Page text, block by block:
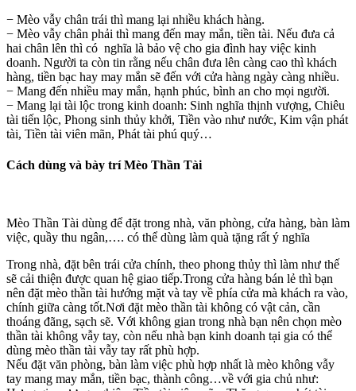
− Mèo vẫy chân trái thì mang lại nhiều khách hàng.
− Mèo vẫy chân phải thì mang đến may mắn, tiền tài. Nếu đưa cả
hai chân lên thì có nghĩa là bảo vệ cho gia đình hay việc kinh
doanh. Người ta còn tin rằng nếu chân đưa lên càng cao thì khách
hàng, tiền bạc hay may mắn sẽ đến với cửa hàng ngày càng nhiều.
− Mang đến nhiều may mắn, hạnh phúc, bình an cho mọi người.
− Mang lại tài lộc trong kinh doanh: Sinh nghĩa thịnh vượng, Chiêu
tài tiến lộc, Phong sinh thủy khởi, Tiền vào như nước, Kim vận phát
tài, Tiền tài viên mãn, Phát tài phú quý…
Cách dùng và bày trí Mèo Thần Tài
Mèo Thần Tài dùng để đặt trong nhà, văn phòng, cửa hàng, bàn làm
việc, quầy thu ngân,…. có thể dùng làm quà tặng rất ý nghĩa
Trong nhà, đặt bên trái cửa chính, theo phong thủy thì làm như thế
sẽ cải thiện được quan hệ giao tiếp.Trong cửa hàng bán lẻ thì bạn
nên đặt mèo thần tài hướng mặt và tay về phía cửa mà khách ra vào,
chính giữa càng tốt.Nơi đặt mèo thần tài không có vật cản, cần
thoáng đãng, sạch sẽ. Với không gian trong nhà bạn nên chọn mèo
thần tài không vẫy tay, còn nếu nhà bạn kinh doanh tại gia có thể
dùng mèo thần tài vẫy tay rất phù hợp.
Nếu đặt văn phòng, bàn làm việc phù hợp nhất là mèo không vẫy
tay mang may mắn, tiền bạc, thành công…về với gia chủ như: